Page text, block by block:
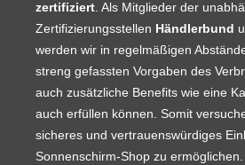
zertifiziert . Als Mitglieder der
Zertifizierungsstellen Händlerbund
werden wir in regelmäßigen
streng gefassten Vorgaben des
auch zusätzliche Benefits wie eine
auch erfüllen können. Somit
sicheres und vertrauenswürdiges
Sonnenschirm-Shop zu ermöglichen.